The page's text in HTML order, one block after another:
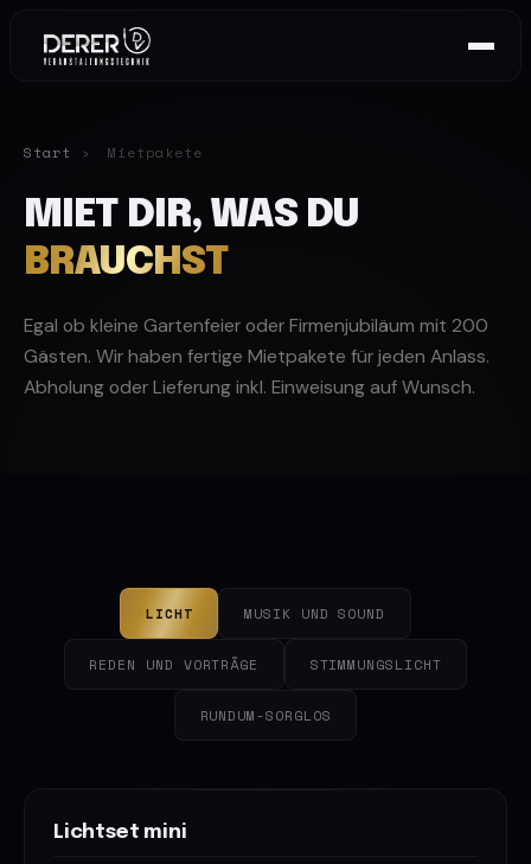
REFERENZEN
Start › Mietpakete
MIET DIR, WAS DU
BRAUCHST
Egal ob kleine Gartenfeier oder Firmenjubiläum mit 200
Gästen. Wir haben fertige Mietpakete für jeden Anlass.
Abholung oder Lieferung inkl. Einweisung auf Wunsch.
LICHT MUSIK UND SOUND
REDEN UND VORTRÄGE STIMMUNGSLICHT
RUNDUM-SORGLOS
Lichtset mini